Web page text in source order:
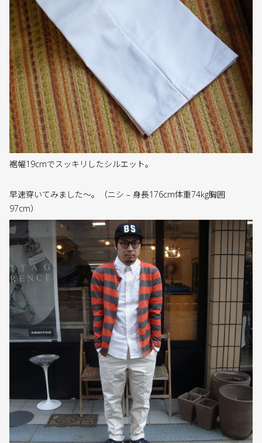
裾幅19cmでスッキリしたシルエット。
早速穿いてみました〜。（ニシ – 身長176cm体重74kg胸囲
97cm）